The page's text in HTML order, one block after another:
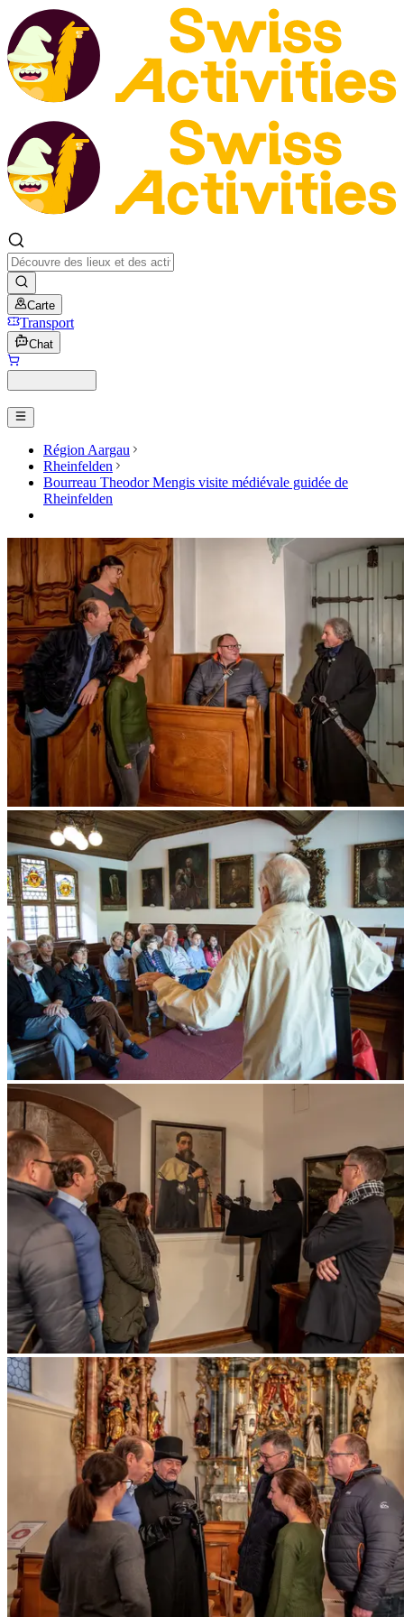
Carte
Transport
Chat
Région Aargau
Rheinfelden
Bourreau Theodor Mengis visite médiévale guidée de
Rheinfelden